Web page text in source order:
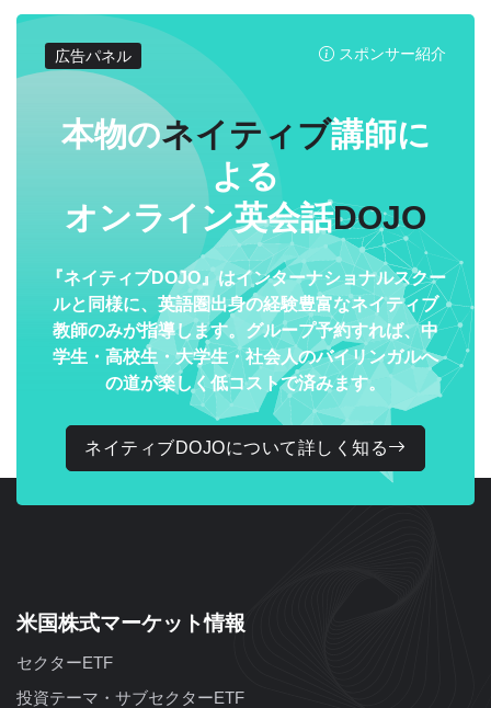
広告パネル スポンサー紹介
本物のネイティブ講師に
よる
オンライン英会話DOJO
『ネイティブDOJO』はインターナショナルスクー
ルと同様に、英語圏出身の経験豊富なネイティブ
教師のみが指導します。グループ予約すれば、中
学生・高校生・大学生・社会人のバイリンガルへ
の道が楽しく低コストで済みます。
ネイティブDOJOについて詳しく知る
米国株式マーケット情報
セクターETF
投資テーマ・サブセクターETF